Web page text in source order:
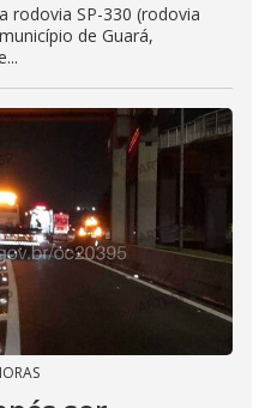
rodovia SP-330 (rodovia
de Guará,